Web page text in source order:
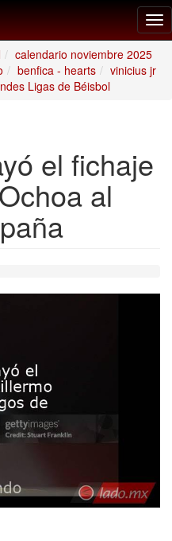
calendario noviembre 2025
benfica - hearts
vinicius jr
Ligas de Béisbol
el fichaje
al